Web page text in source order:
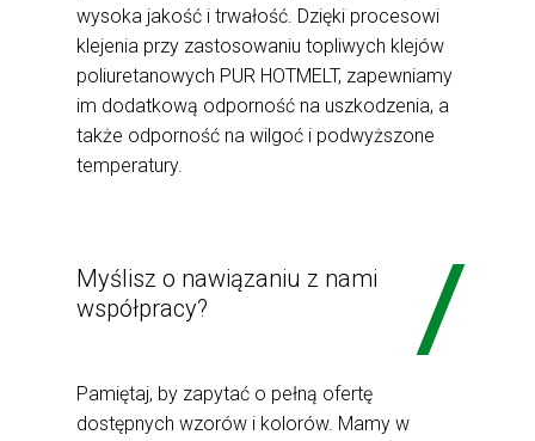
wysoka jakość i trwałość. Dzięki procesowi
klejenia przy zastosowaniu topliwych klejów
poliuretanowych PUR HOTMELT, zapewniamy
im dodatkową odporność na uszkodzenia, a
także odporność na wilgoć i podwyższone
temperatury.
Myślisz o nawiązaniu z nami
współpracy?
Pamiętaj, by zapytać o pełną ofertę
dostępnych wzorów i kolorów. Mamy w